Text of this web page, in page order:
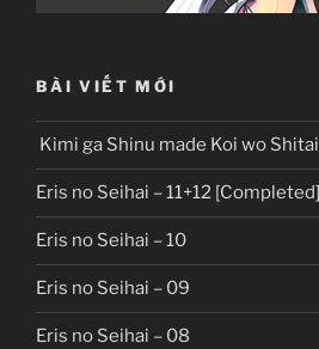
BÀI VIẾT MỚI
Kimi ga Shinu made Koi wo Shitai
Eris no Seihai – 11+12 [Completed]
Eris no Seihai – 10
Eris no Seihai – 09
Eris no Seihai – 08